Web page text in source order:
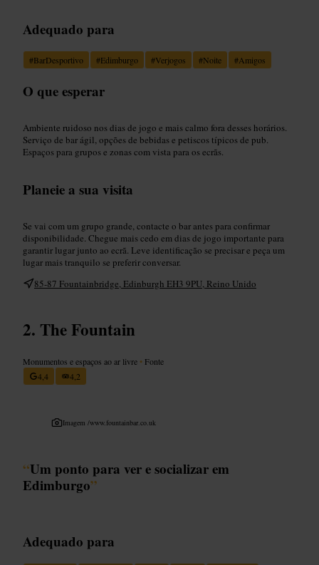
Adequado para
#BarDesportivo #Edimburgo #Verjogos #Noite #Amigos
O que esperar
Ambiente ruidoso nos dias de jogo e mais calmo fora desses horários.
Serviço de bar ágil, opções de bebidas e petiscos típicos de pub.
Espaços para grupos e zonas com vista para os ecrãs.
Planeie a sua visita
Se vai com um grupo grande, contacte o bar antes para confirmar
disponibilidade. Chegue mais cedo em dias de jogo importante para
garantir lugar junto ao ecrã. Leve identificação se precisar e peça um
lugar mais tranquilo se preferir conversar.
85-87 Fountainbridge, Edinburgh EH3 9PU, Reino Unido
The Fountain
Monumentos e espaços ao ar livre • Fonte
4,4
4,2
Imagem /www.fountainbar.co.uk
“Um ponto para ver e socializar em
Edimburgo”
Adequado para